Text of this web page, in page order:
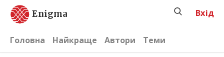
Enigma
Головна Найкраще Автори Теми
Вхід